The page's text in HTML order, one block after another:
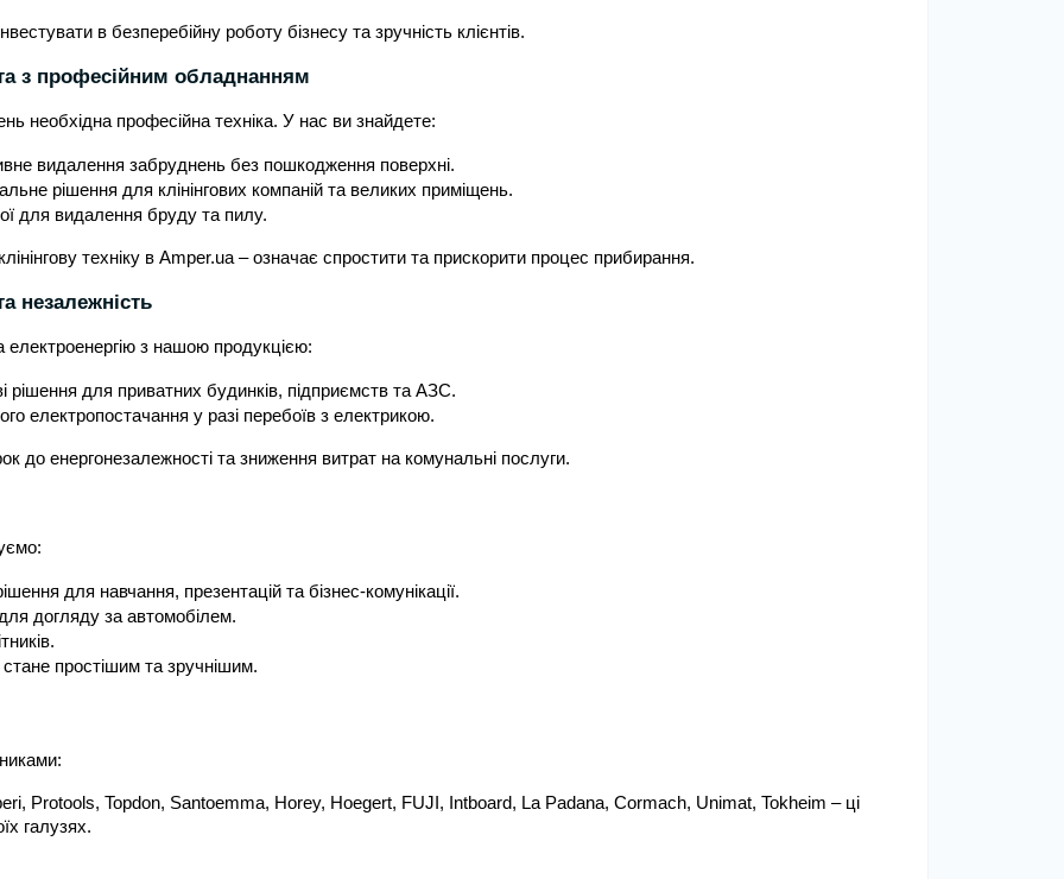
в безперебійну роботу бізнесу та зручність клієнтів.
з професійним обладнанням
необхідна професійна техніка. У нас ви знайдете:
видалення забруднень без пошкодження поверхні.
рішення для клінінгових компаній та великих приміщень.
для видалення бруду та пилу.
техніку в Amper.ua – означає спростити та прискорити процес прибирання.
незалежність
електроенергію з нашою продукцією:
рішення для приватних будинків, підприємств та АЗС.
електропостачання у разі перебоїв з електрикою.
до енергонезалежності та зниження витрат на комунальні послуги.
для навчання, презентацій та бізнес-комунікації.
догляду за автомобілем.
простішим та зручнішим.
Protools, Topdon, Santoemma, Horey, Hoegert, FUJI, Intboard, La Padana, Cormach, Unimat, Tokheim – ці
галузях.